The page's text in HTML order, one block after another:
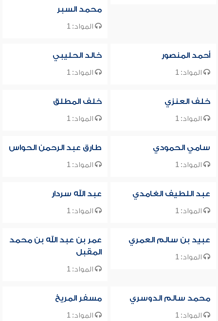
محمد السبر
المواد: 1
أحمد المنصور
المواد: 1
خالد الحليبي
المواد: 1
خلف العنزي
المواد: 1
خلف المطلق
المواد: 1
سامي الحمودي
المواد: 1
طارق عبد الرحمن الحواس
المواد: 1
عبد اللطيف الغامدي
المواد: 1
عبد الله سردار
المواد: 1
عبيد بن سالم العمري
المواد: 1
عمر بن عبد الله بن محمد
المقبل
المواد: 1
محمد سالم الدوسري
المواد: 1
مسفر المريخ
المواد: 1